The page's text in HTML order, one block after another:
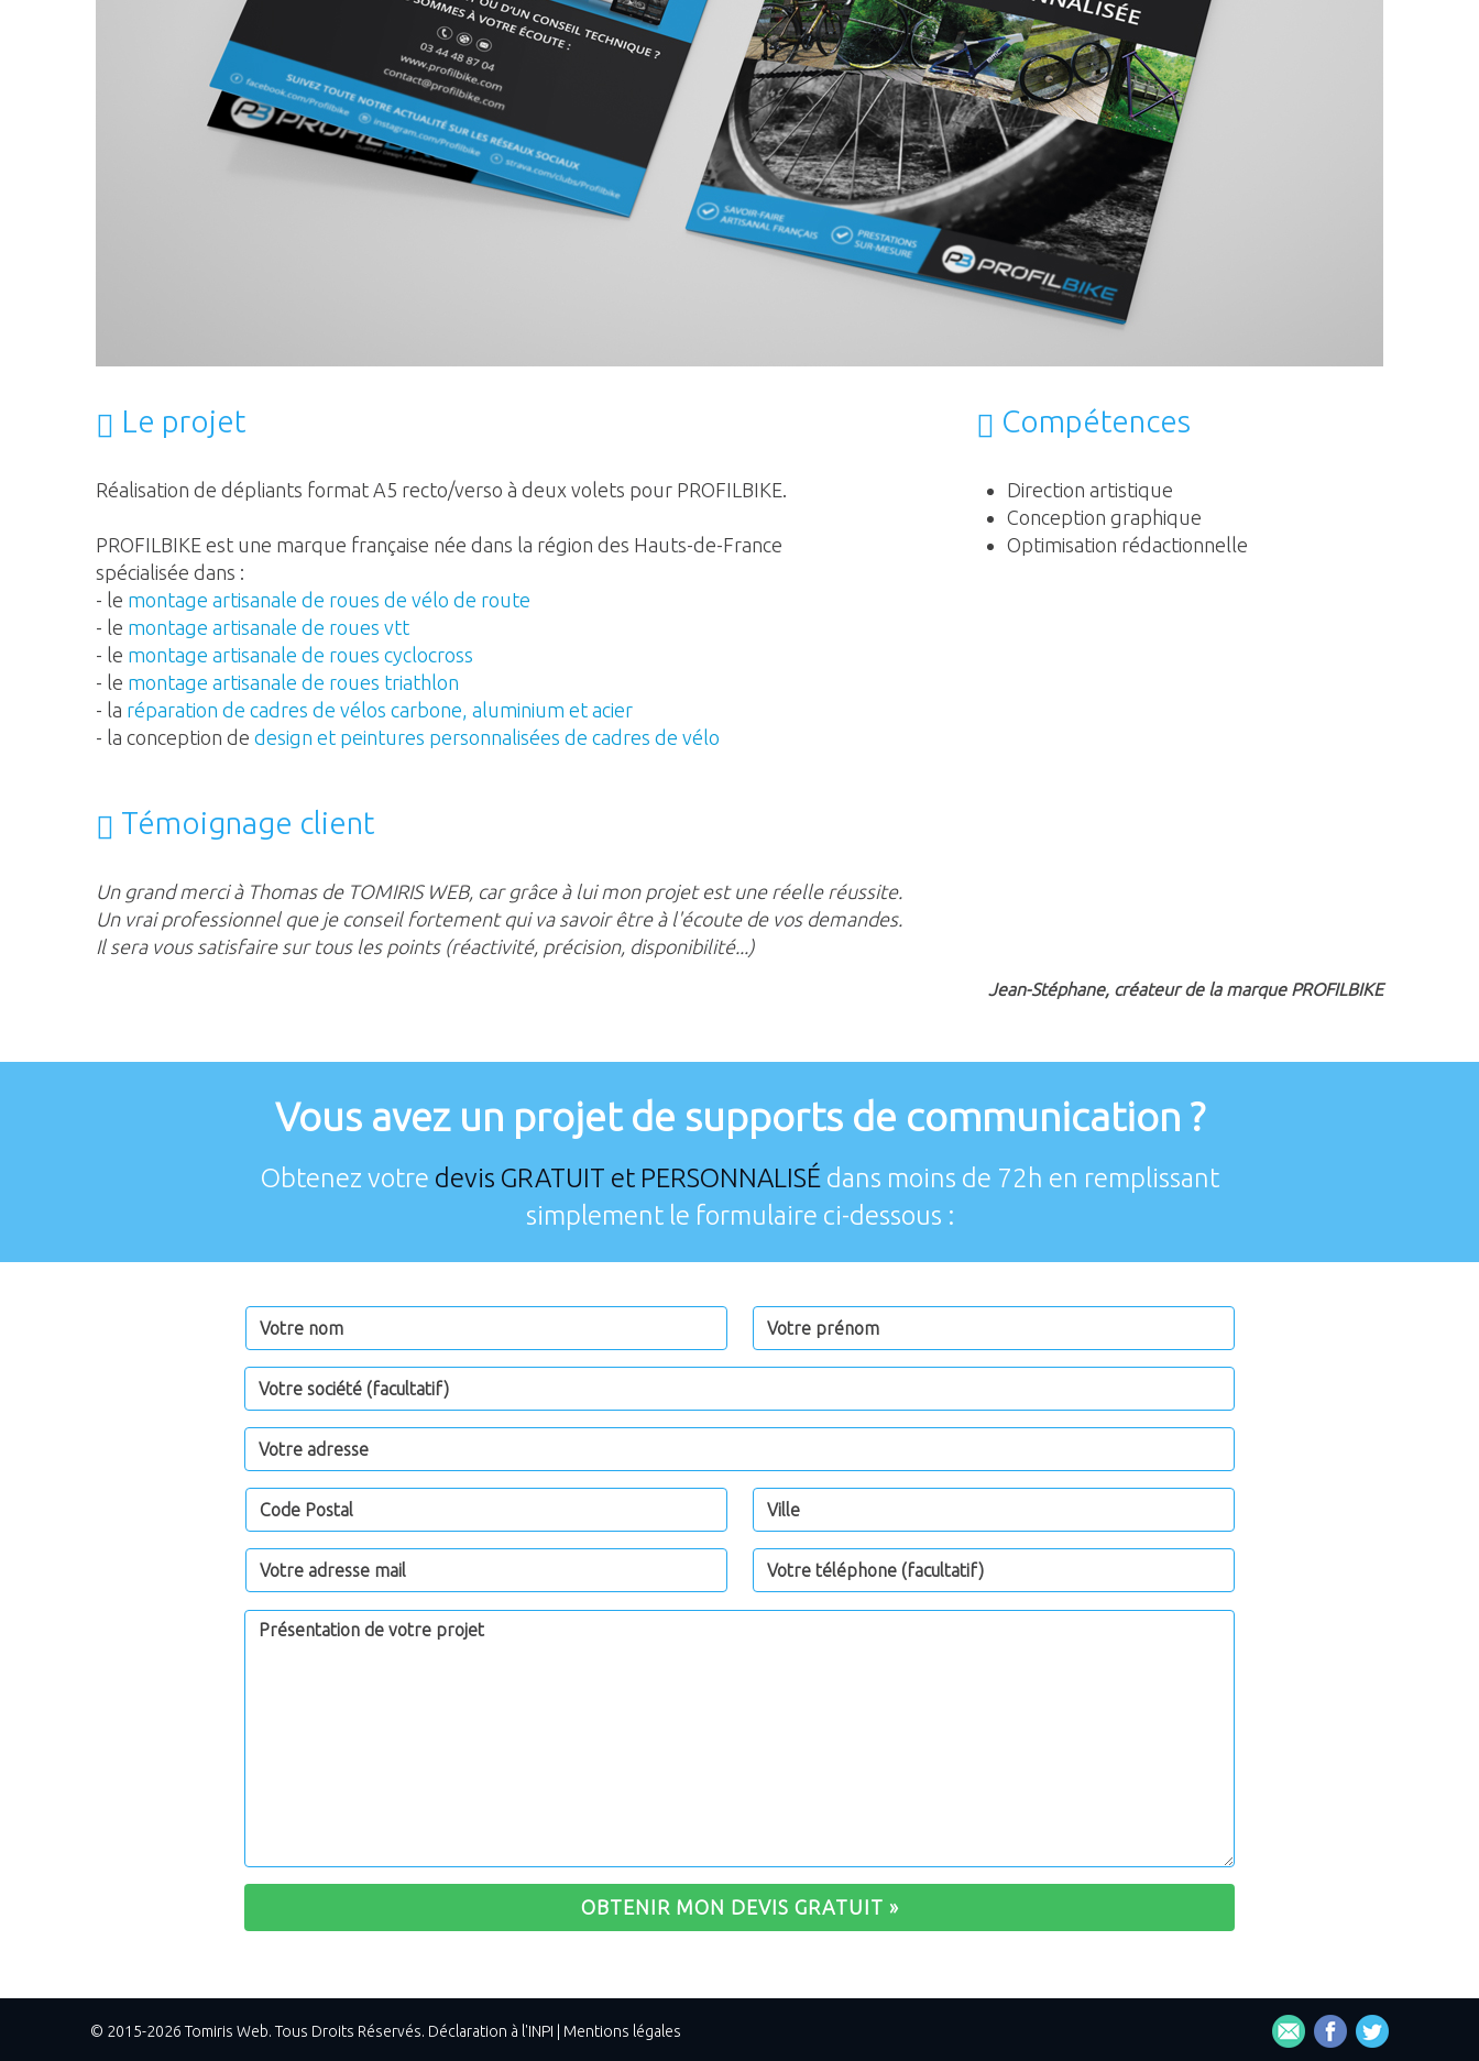
Le projet
Réalisation de dépliants format A5 recto/verso à deux volets pour PROFILBIKE.
PROFILBIKE est une marque française née dans la région des Hauts-de-France
spécialisée dans :
- le montage artisanale de roues de vélo de route
- le montage artisanale de roues vtt
- le montage artisanale de roues cyclocross
- le montage artisanale de roues triathlon
- la réparation de cadres de vélos carbone, aluminium et acier
- la conception de design et peintures personnalisées de cadres de vélo
Compétences
Direction artistique
Conception graphique
Optimisation rédactionnelle
Témoignage client
Un grand merci à Thomas de TOMIRIS WEB, car grâce à lui mon projet est une réelle réussite.
Un vrai professionnel que je conseil fortement qui va savoir être à l'écoute de vos demandes.
Il sera vous satisfaire sur tous les points (réactivité, précision, disponibilité...)
Jean-Stéphane, créateur de la marque PROFILBIKE
Vous avez un projet de supports de communication ?
Obtenez votre devis GRATUIT et PERSONNALISÉdans moins de 72h en remplissant
simplement le formulaire ci-dessous :
OBTENIR MON DEVIS GRATUIT »
© 2015-2026 Tomiris Web. Tous Droits Réservés. Déclaration à l'INPI Mentions légales